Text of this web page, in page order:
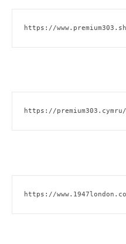
https://
https://premium303.cymru/
https://